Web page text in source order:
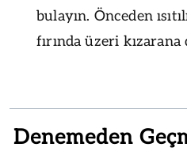
bulayın. Önceden
fırında üzeri
Denemeden